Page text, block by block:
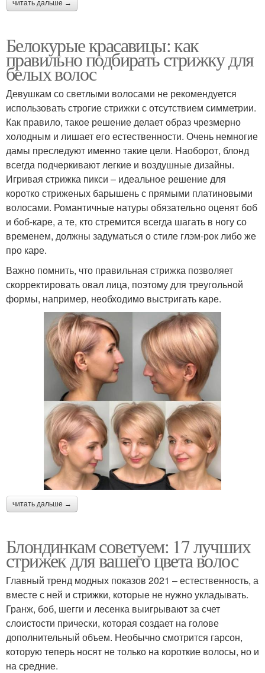
читать дальше →
Белокурые красавицы: как
правильно подбирать стрижку для
белых волос
Девушкам со светлыми волосами не рекомендуется
использовать строгие стрижки с отсутствием симметрии.
Как правило, такое решение делает образ чрезмерно
холодным и лишает его естественности. Очень немногие
дамы преследуют именно такие цели. Наоборот, блонд
всегда подчеркивают легкие и воздушные дизайны.
Игривая стрижка пикси – идеальное решение для
коротко стриженых барышень с прямыми платиновыми
волосами. Романтичные натуры обязательно оценят боб
и боб-каре, а те, кто стремится всегда шагать в ногу со
временем, должны задуматься о стиле глэм-рок либо же
про каре.
Важно помнить, что правильная стрижка позволяет
скорректировать овал лица, поэтому для треугольной
формы, например, необходимо выстригать каре.
читать дальше →
Блондинкам советуем: 17 лучших
стрижек для вашего цвета волос
Главный тренд модных показов 2021 – естественность, а
вместе с ней и стрижки, которые не нужно укладывать.
Гранж, боб, шегги и лесенка выигрывают за счет
слоистости прически, которая создает на голове
дополнительный объем. Необычно смотрится гарсон,
которую теперь носят не только на короткие волосы, но и
на средние.